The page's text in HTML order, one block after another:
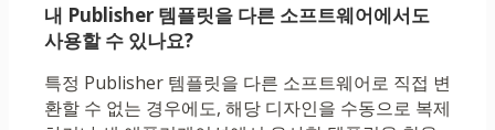
내 Publisher 템플릿을 다른 소프트웨어에서도
사용할 수 있나요?
특정 Publisher 템플릿을 다른 소프트웨어로 직접 변
환할 수 없는 경우에도, 해당 디자인을 수동으로 복제